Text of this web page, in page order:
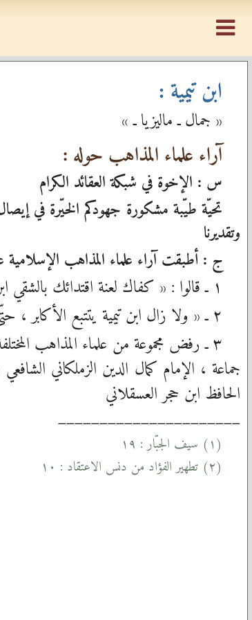
ابن تيمية :
« جمال ـ ماليزيا ـ »
آراء علماء المذاهب حوله :
س : الإخوة في شبكة العقائد الكرام
تحيّة طيّبة مشكورة جهودكم الخيّرة في
وتقديرنا
ج : أطبقت آراء علماء المذاهب الإسلامية
١ ـ قالوا : « كفاك لعنة اقتدائك بالشقي ابن تيمية ، أجمع علماء عصره على ضلاله وحبسه ، ونودي من كان على عقيدة ابن تيمية حل ماله ودمه »
٢ ـ « ولا زال ابن تيمية يتتبع الأكابر ، حتّى تمالا عليه أهل عصره ، ففسّقوه وبدّعوه ، بل كفّره كثير منهم »
٣ ـ رفض مجموعة من علماء المذاهب
جماعة ، الإمام كمال الدين الزملكاني
الحافظ ابن حجر العسقلاني
______________________
(١) سيف الجبّار : ١٩
(٢) تطهير الفؤاد من دنس الاعتقاد : ١٠